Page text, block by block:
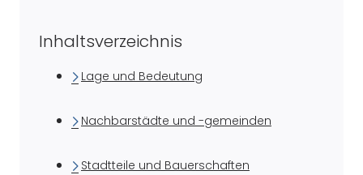
Inhaltsverzeichnis
Lage und Bedeutung
Nachbarstädte und -gemeinden
Stadtteile und Bauerschaften